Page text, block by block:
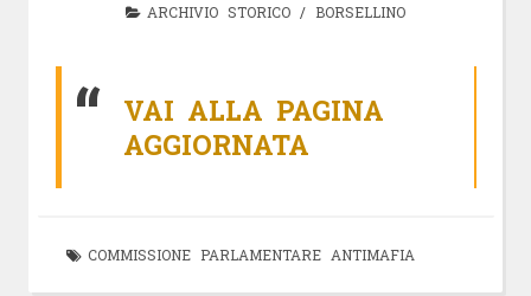
ARCHIVIO STORICO / BORSELLINO
VAI ALLA PAGINA
AGGIORNATA
COMMISSIONE PARLAMENTARE ANTIMAFIA